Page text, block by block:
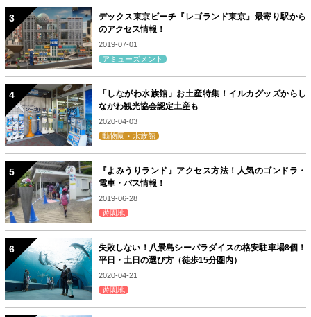
デックス東京ビーチ『レゴランド東京』最寄り駅から
のアクセス情報！
2019-07-01
アミューズメント
「しながわ水族館」お土産特集！イルカグッズからし
ながわ観光協会認定土産も
2020-04-03
動物園・水族館
『よみうりランド』アクセス方法！人気のゴンドラ・
電車・バス情報！
2019-06-28
遊園地
失敗しない！八景島シーパラダイスの格安駐車場8個！
平日・土日の選び方（徒歩15分圏内）
2020-04-21
遊園地